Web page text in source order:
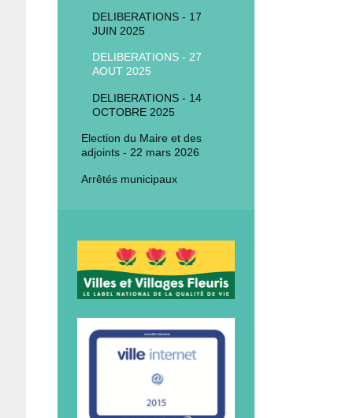
DELIBERATIONS - 17
JUIN 2025
DELIBERATIONS - 27
AOUT 2025
DELIBERATIONS - 14
OCTOBRE 2025
Election du Maire et des
adjoints - 22 mars 2026
Arrêtés municipaux